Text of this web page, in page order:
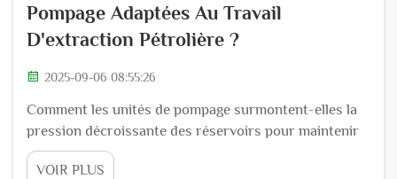
Pompage Adaptées Au Travail
D'extraction Pétrolière ?
2025-09-06 08:55:26
Comment les unités de pompage surmontent-elles la
pression décroissante des réservoirs pour maintenir
la production ? Principe : la mécanique de la levée
artificielle dans les puits pétroliers à basse pression
VOIR PLUS